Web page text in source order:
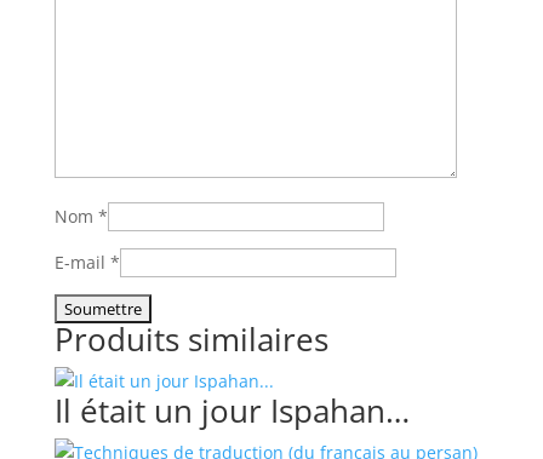
Nom *
E-mail *
Produits similaires
Il était un jour Ispahan…